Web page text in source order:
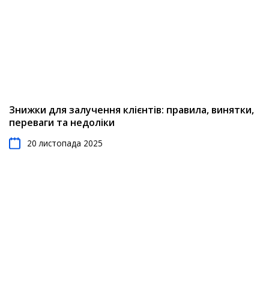
Знижки для залучення клієнтів: правила, винятки,
переваги та недоліки
20 листопада 2025